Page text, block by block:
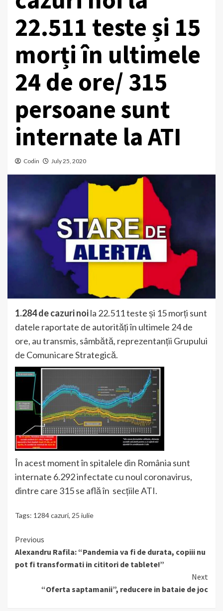
22.511 teste și 15
morți în ultimele
24 de ore/ 315
persoane sunt
internate la ATI
Codin July 25, 2020
1.284 de cazuri noila 22.511 teste și 15 morți sunt
datele raportate de autorități în ultimele 24 de
ore, au transmis, sâmbătă, reprezentanții Grupului
de Comunicare Strategică.
În acest moment în spitalele din România sunt
internate 6.292 infectate cu noul coronavirus,
dintre care 315 se află în secțiile ATI.
Tags: 1284 cazuri, 25 iulie
Continue
Reading
Previous
Alexandru Rafila: “Pandemia va fi de durata, copiii nu
pot fi transformati in cititori de tablete!”
Next
“Oferta saptamanii”, reducere in bataie de joc